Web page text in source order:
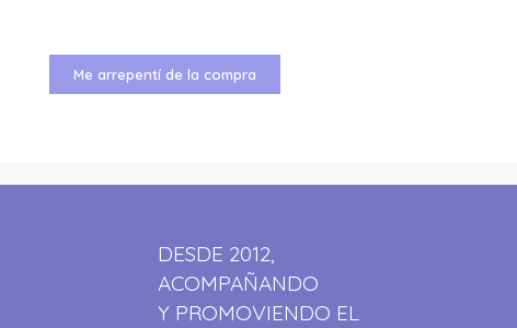
Me arrepentí de la compra
DESDE 2012,
ACOMPAÑANDO
Y PROMOVIENDO EL